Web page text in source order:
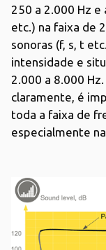
250 a 2.000 Hz e
etc.) na faixa de
sonoras (f, s, t
intensidade e
2.000 a 8.000
claramente, é
toda a faixa de
especialmente